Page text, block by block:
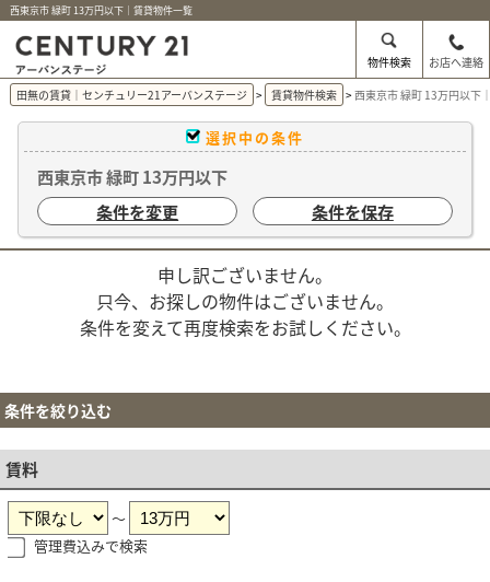
西東京市 緑町 13万円以下｜賃貸物件一覧
物件検索
お店へ連絡
田無の賃貸｜センチュリー21アーバンステージ
賃貸物件検索 西東京市 緑町 13万円以下
選択中の条件
西東京市 緑町 13万円以下
条件を変更
条件を保存
申し訳ございません。
只今、お探しの物件はございません。
条件を変えて再度検索をお試しください。
条件を絞り込む
賃料
～
管理費込みで検索